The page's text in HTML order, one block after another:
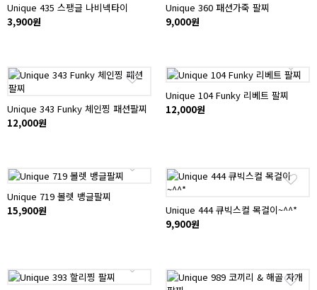
Unique 435 스팽글 나비넥타이
3,900원
Unique 360 패션가죽 팔찌
9,000원
Unique 343 Funky 체인찡 패션팔찌
12,000원
Unique 104 Funky 리베트 팔찌
12,000원
Unique 719 볼렛 뱅글팔찌
15,900원
Unique 444 큐빅스컬 목걸이~^^*
9,900원